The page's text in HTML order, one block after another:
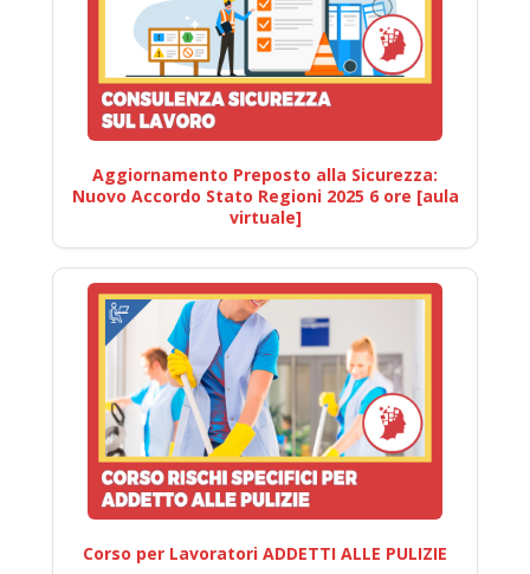
Aggiornamento Preposto alla Sicurezza:
Nuovo Accordo Stato Regioni 2025 6 ore [aula
virtuale]
Corso per Lavoratori ADDETTI ALLE PULIZIE